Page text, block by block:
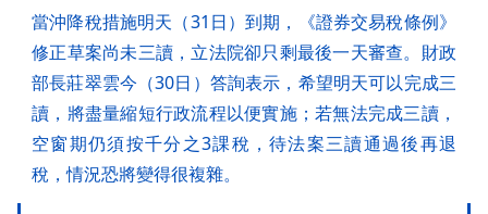
當沖降稅措施明天（31日）到期，《證券交易稅條例》
修正草案尚未三讀，立法院卻只剩最後一天審查。財政
部長莊翠雲今（30日）答詢表示，希望明天可以完成三
讀，將盡量縮短行政流程以便實施；若無法完成三讀，
空窗期仍須按千分之3課稅，待法案三讀通過後再退
稅，情況恐將變得很複雜。